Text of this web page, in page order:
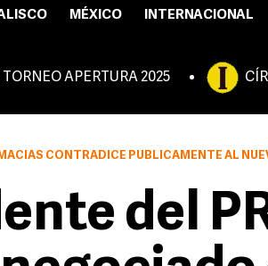
MÉXICO INTERNACIONAL
TORNEO APERTURA 2025
PÚBLICAMENTE AL NUEVO PRESIDENTE DEL INSTITUTO
del